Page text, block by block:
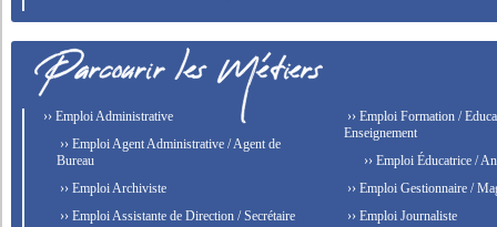
›› Emploi Administrative
›› Emploi Agent Administrative / Agent de
Bureau
›› Emploi Archiviste
›› Emploi Assistante de Direction / Secrétaire
›› Emploi Formation /
Enseignement
›› Emploi Éducatrice /
›› Emploi Gestionnaire /
›› Emploi Journaliste